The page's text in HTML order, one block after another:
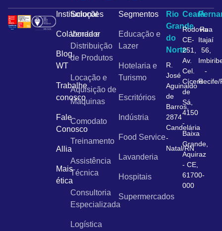
Institucional
Colaborador
Blog
WT
Trabalhe
conosco
Fale
Conosco
Allia
Mais
ética
Soluções
Venda e
Distribuição
de Produtos
Locação e
Aquisição de
Máquinas
Comodato
Treinamento
Assistência
Técnica
Consultoria
Especializada
Logística
Segmentos
Educação e
Lazer
Hotelaria e
Turismo
Escritórios
Indústria
Food Service
Lavanderia
Hospitais
Supermercados
Rio
Grande
do
Norte
R.
José
Aguinaldo
de
Barros,
2874
Candelária
-
Natal/RN
Ceará
Rodovia
CE-
251,
Av.
Cel.
Cícero
de
Sá,
4150
-
Baixa
Grande,
Aquiraz
- CE,
61700-
000
Rua
Itajaí
56,
-
Recife/